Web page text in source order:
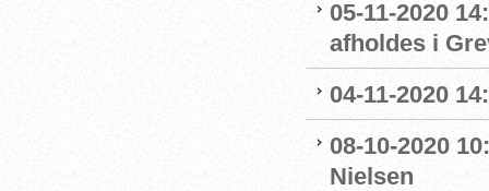
05-11-2020
afholdes i
04-11-2020
08-10-2020
Nielsen